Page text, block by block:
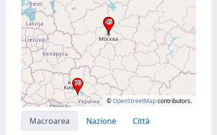
©OpenStreetMapcontributors.
Macroarea Nazione
Città